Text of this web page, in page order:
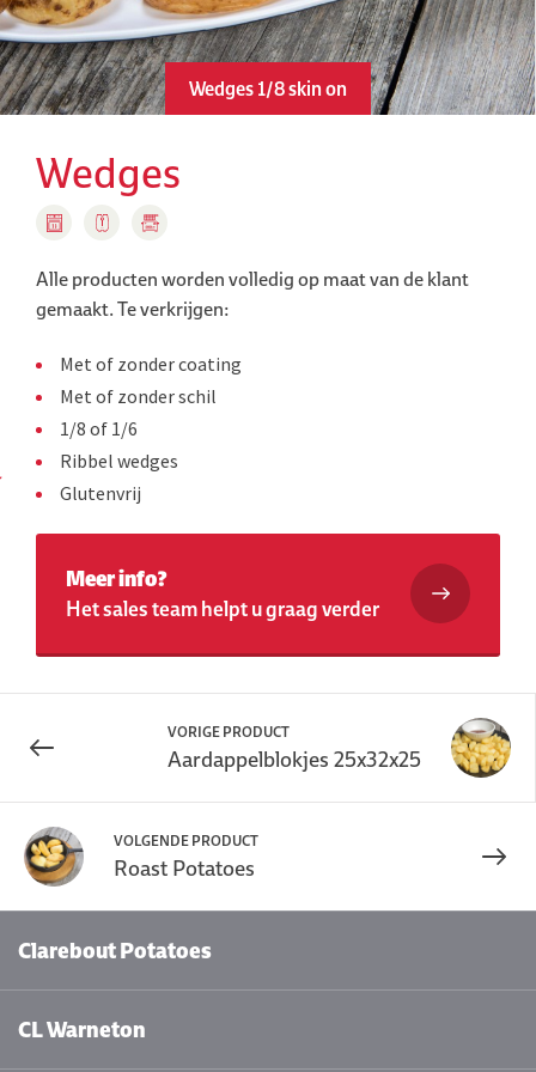
Wedges 1/8 skin on
Wedges
Alle producten worden volledig op maat van de klant
gemaakt.Te verkrijgen:
Met of zonder coating
Met of zonder schil
1/8 of 1/6
Ribbel wedges
Glutenvrij
Meer info?
Het sales team helpt u graag verder
VORIGE PRODUCT
Aardappelblokjes 25x32x25
VOLGENDE PRODUCT
Roast Potatoes
Clarebout Potatoes
CL Warneton